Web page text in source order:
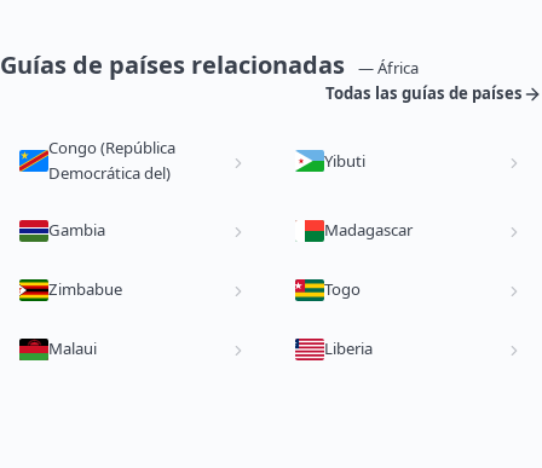
Guías de países relacionadas
— África
Todas las guías de países
Congo (República
Democrática del)
Yibuti
Gambia Madagascar
Zimbabue Togo
Malaui Liberia